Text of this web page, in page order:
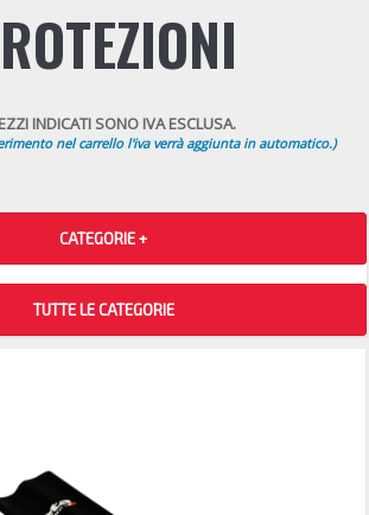
INDICATI SONO IVA ESCLUSA.
nel carrello l'iva verrà aggiunta in automatico.)
CATEGORIE +
TUTTE LE CATEGORIE